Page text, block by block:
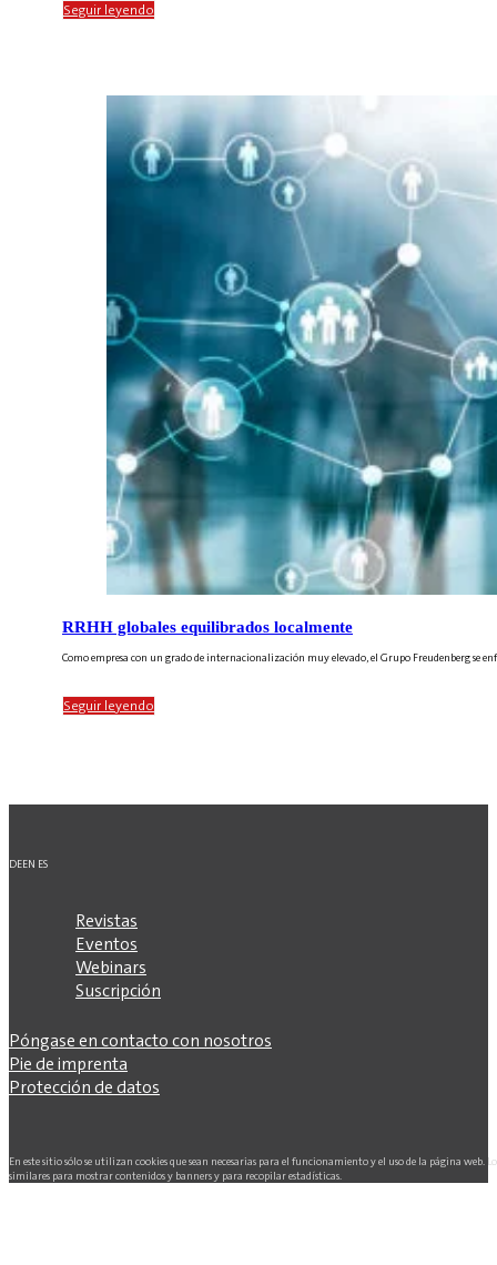
Seguir leyendo
RRHH globales equilibrados localmente
Como empresa con un grado de internacionalización muy elevado, el Grupo Freudenberg se
Seguir leyendo
DEEN ES
Revistas
Eventos
Webinars
Suscripción
Póngase en contacto con nosotros
Pie de imprenta
Protección de datos
En este sitio sólo se utilizan cookies que sean necesarias para el funcionamiento y el uso de la página web.
similares para mostrar contenidos y banners y para recopilar estadísticas.